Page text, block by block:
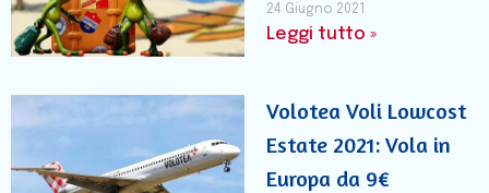
24 Giugno 2021
Leggi tutto »
Volotea Voli Lowcost
Estate 2021: Vola in
Europa da 9€